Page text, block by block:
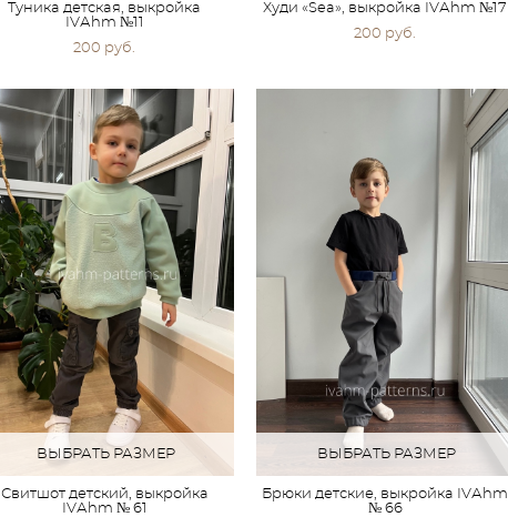
Туника детская, выкройка
IVАhm №11
200 pуб.
Худи «Sea», выкройка IVАhm №17
200 pуб.
ВЫБРАТЬ РАЗМЕР
Свитшот детский, выкройка
IVАhm № 61
ВЫБРАТЬ РАЗМЕР
Брюки детские, выкройка IVАhm
№ 66